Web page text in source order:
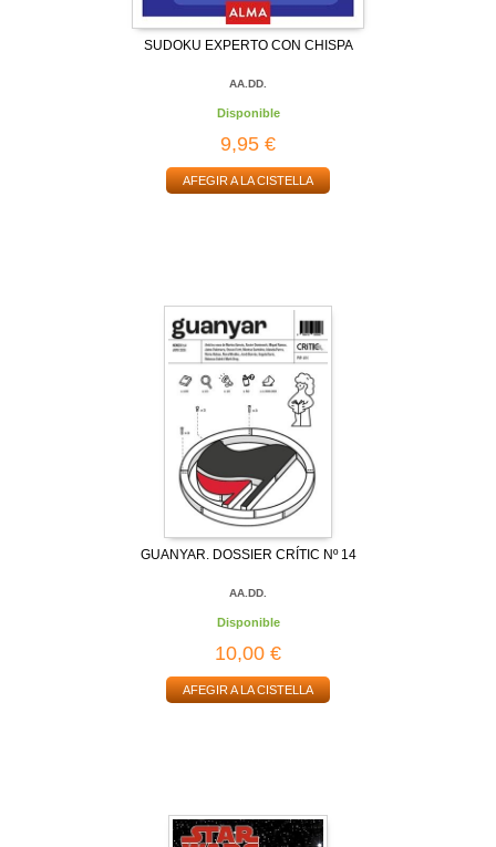
SUDOKU EXPERTO CON CHISPA
AA.DD.
Disponible
9,95 €
AFEGIR A LA CISTELLA
GUANYAR. DOSSIER CRÍTIC Nº 14
AA.DD.
Disponible
10,00 €
AFEGIR A LA CISTELLA